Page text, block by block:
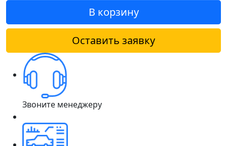
В корзину
Оставить заявку
Звоните менеджеру